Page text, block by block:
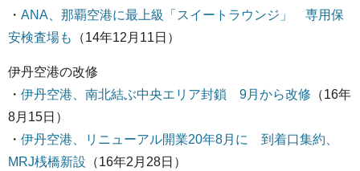
・ ANA、那覇空港に最上級「スイートラウンジ」 専用保
安検査場も
（14年12月11日）
伊丹空港の改修
・ 伊丹空港、南北結ぶ中央エリア封鎖 9月から改修 （16年
8月15日）
・ 伊丹空港、リニューアル開業20年8月に 到着口集約、
MRJ桟橋新設 （16年2月28日）